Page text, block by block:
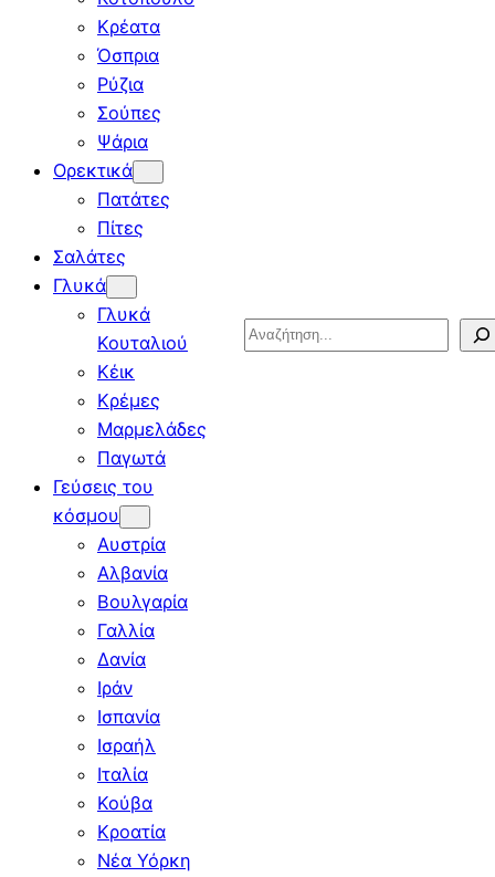
Κρέατα
Όσπρια
Ρύζια
Σούπες
Ψάρια
Ορεκτικά
Πατάτες
Πίτες
Σαλάτες
Γλυκά
Γλυκά
Κουταλιού
Κέικ
Κρέμες
Μαρμελάδες
Παγωτά
Γεύσεις του
κόσμου
Αυστρία
Αλβανία
Βουλγαρία
Γαλλία
Δανία
Ιράν
Ισπανία
Ισραήλ
Ιταλία
Κούβα
Κροατία
Νέα Υόρκη
Search